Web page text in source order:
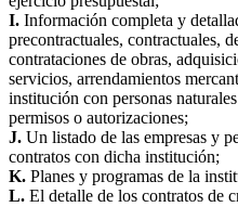
I. Información completa y
precontractuales, contractuales,
contrataciones de obras,
servicios, arrendamientos
institución con personas
permisos o autorizaciones;
J. Un listado de las empresas y
contratos con dicha institución;
K. Planes y programas de la
L. El detalle de los contratos de